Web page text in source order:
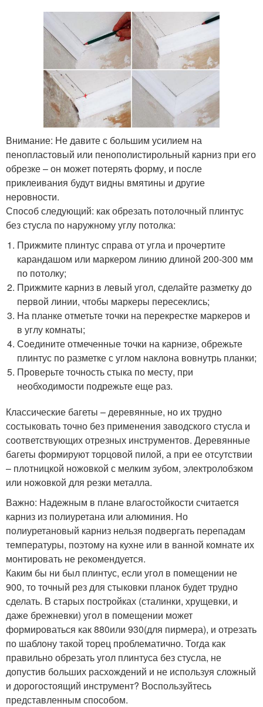
Внимание: Не давите с большим усилием на
пенопластовый или пенополистирольный карниз при его
обрезке – он может потерять форму, и после
приклеивания будут видны вмятины и другие
неровности.
Способ следующий: как обрезать потолочный плинтус
без стусла по наружному углу потолка:
Прижмите плинтус справа от угла и прочертите
карандашом или маркером линию длиной 200-300 мм
по потолку;
Прижмите карниз в левый угол, сделайте разметку до
первой линии, чтобы маркеры пересеклись;
На планке отметьте точки на перекрестке маркеров и
в углу комнаты;
Соедините отмеченные точки на карнизе, обрежьте
плинтус по разметке с углом наклона вовнутрь планки;
Проверьте точность стыка по месту, при
необходимости подрежьте еще раз.
Классические багеты – деревянные, но их трудно
состыковать точно без применения заводского стусла и
соответствующих отрезных инструментов. Деревянные
багеты формируют торцовой пилой, а при ее отсутствии
– плотницкой ножовкой с мелким зубом, электролобзком
или ножовкой для резки металла.
Важно: Надежным в плане влагостойкости считается
карниз из полиуретана или алюминия. Но
полиуретановый карниз нельзя подвергать перепадам
температуры, поэтому на кухне или в ванной комнате их
монтировать не рекомендуется.
Каким бы ни был плинтус, если угол в помещении не
900, то точный рез для стыковки планок будет трудно
сделать. В старых постройках (сталинки, хрущевки, и
даже брежневки) угол в помещении может
формироваться как 880или 930(для пирмера), и отрезать
по шаблону такой торец проблематично. Тогда как
правильно обрезать угол плинтуса без стусла, не
допустив больших расхождений и не используя сложный
и дорогостоящий инструмент? Воспользуйтесь
представленным способом.